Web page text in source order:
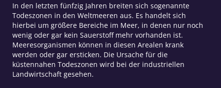
In den letzten fünfzig Jahren breiten sich sogenannte
Todeszonen in den Weltmeeren aus. Es handelt sich
hierbei um größere Bereiche im Meer, in denen nur noch
wenig oder gar kein Sauerstoff mehr vorhanden ist.
Meeresorganismen können in diesen Arealen krank
werden oder gar ersticken. Die Ursache für die
küstennahen Todeszonen wird bei der industriellen
Landwirtschaft gesehen.